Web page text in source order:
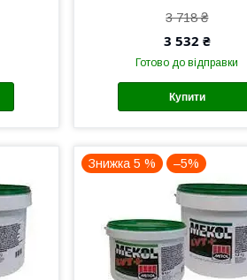
3 718 ₴
3 532 ₴
Готово до відправки
Купити
Знижка 5 % –5%